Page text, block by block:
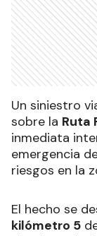
Un siniestro
sobre la Ruta
inmediata
emergencia
riesgos en la
El hecho se
kilómetro 5